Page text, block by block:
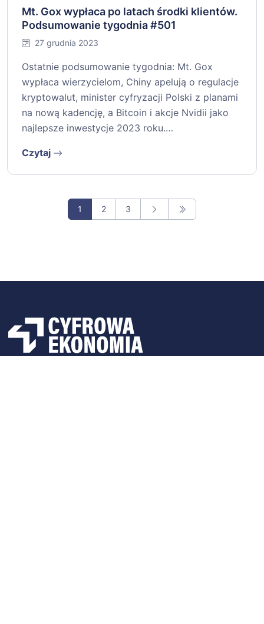
Mt. Gox wypłaca po latach środki klientów.
Podsumowanie tygodnia #501
27 grudnia 2023
Ostatnie podsumowanie tygodnia: Mt. Gox
wypłaca wierzycielom, Chiny apelują o regulacje
kryptowalut, minister cyfryzacji Polski z planami
na nową kadencję, a Bitcoin i akcje Nvidii jako
najlepsze inwestycje 2023 roku.…
Czytaj
1 2 3